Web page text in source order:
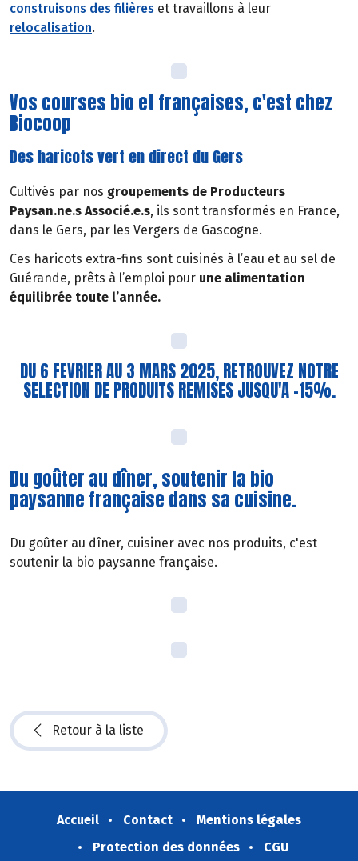
construisons des filières et travaillons à leur
relocalisation.
Vos courses bio et françaises, c'est chez
Biocoop
Des haricots vert en direct du Gers
Cultivés par nos groupements de Producteurs
Paysan.ne.s Associé.e.s, ils sont transformés en France,
dans le Gers, par les Vergers de Gascogne.
Ces haricots extra-fins sont cuisinés à l’eau et au sel de
Guérande, prêts à l’emploi pour une alimentation
équilibrée toute l’année.
DU 6 FEVRIER AU 3 MARS 2025, RETROUVEZ NOTRE
SELECTION DE PRODUITS REMISES JUSQU'A -15%.
Du goûter au dîner, soutenir la bio
paysanne française dans sa cuisine.
Du goûter au dîner, cuisiner avec nos produits, c'est
soutenir la bio paysanne française.
Retour à la liste
Accueil Contact
Mentions légales
Protection des données
CGU